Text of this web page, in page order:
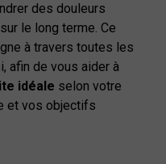
des douleurs
le long terme. Ce
à travers toutes les
afin de vous aider à
idéale selon votre
et vos objectifs